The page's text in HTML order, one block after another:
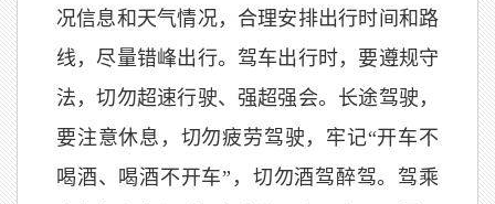
况信息和天气情况，合理安排出行时间和路
线，尽量错峰出行。驾车出行时，要遵规守
法，切勿超速行驶、强超强会。长途驾驶，
要注意休息，切勿疲劳驾驶，牢记“开车不
喝酒、喝酒不开车”，切勿酒驾醉驾。驾乘